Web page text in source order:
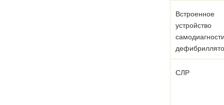
Встроенное
устройство
СЛР